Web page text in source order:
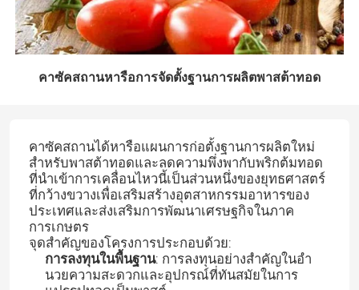
คาซัคสถานหารือการจัดตั้งฐานการผลิตพาสต้าทอด
คาซัคสถานได้หารือแผนการก่อตั้งฐานการผลิตใหม่
สําหรับพาสต้าทอดและลดความพึ่งพากับพริกต้มทอด
ที่นําเข้าการเคลื่อนไหวนี้เป็นส่วนหนึ่งของยุทธศาสตร์
ที่กว้างขวางเพื่อเสริมสร้างอุตสาหกรรมอาหารของ
ประเทศและส่งเสริมการพัฒนาเศรษฐกิจในภาค
การเกษตร
จุดสําคัญของโครงการประกอบด้วย:
การลงทุนในพื้นฐาน: การลงทุนอย่างสําคัญในอํา
นวยความสะดวกและอุปกรณ์ที่ทันสมัยในการ